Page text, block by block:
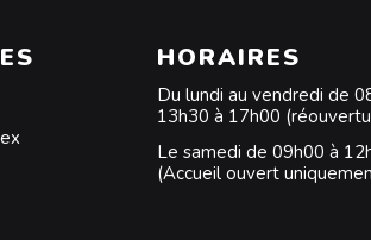
HORAIRES
Du lundi au vendredi de
13h30 à 17h00
Le samedi de 09h00 à
(Accueil ouvert